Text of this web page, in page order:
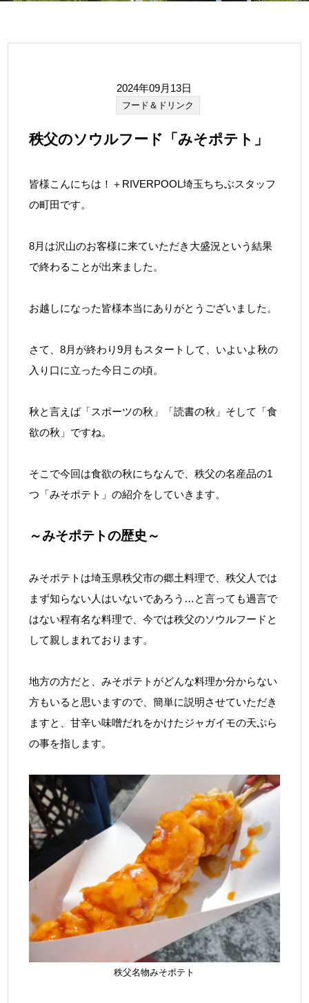
2024年09月13日
フード＆ドリンク
秩父のソウルフード「みそポテト」
皆様こんにちは！＋RIVERPOOL埼玉ちちぶスタッフ
の町田です。
8月は沢山のお客様に来ていただき大盛況という結果
で終わることが出来ました。
お越しになった皆様本当にありがとうございました。
さて、8月が終わり9月もスタートして、いよいよ秋の
入り口に立った今日この頃。
秋と言えば「スポーツの秋」「読書の秋」そして「食
欲の秋」ですね。
そこで今回は食欲の秋にちなんで、秩父の名産品の1
つ「みそポテト」の紹介をしていきます。
～みそポテトの歴史～
みそポテトは埼玉県秩父市の郷土料理で、秩父人では
まず知らない人はいないであろう…と言っても過言で
はない程有名な料理で、今では秩父のソウルフードと
して親しまれております。
地方の方だと、みそポテトがどんな料理か分からない
方もいると思いますので、簡単に説明させていただき
ますと、甘辛い味噌だれをかけたジャガイモの天ぷら
の事を指します。
秩父名物みそポテト